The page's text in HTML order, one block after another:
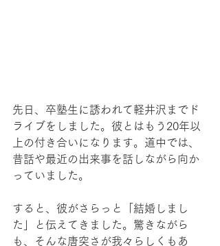
先日、卒塾生に誘われて軽井沢までド
ライブをしました。彼とはもう20年以
上の付き合いになります。道中では、
昔話や最近の出来事を話しながら向か
っていました。
すると、彼がさらっと「結婚しまし
た」と伝えてきました。驚きながら
も、そんな唐突さが我々らしくもあ